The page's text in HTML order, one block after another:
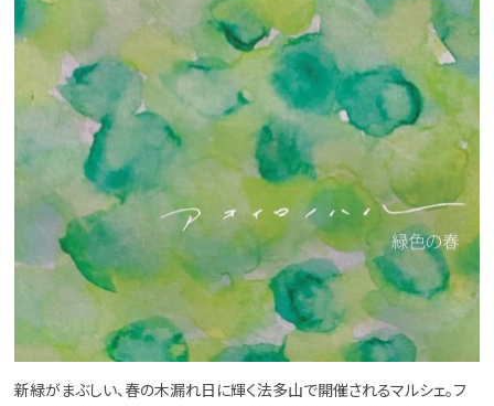
新緑がまぶしい、春の木漏れ日に輝く法多山で開催されるマルシェ。フ